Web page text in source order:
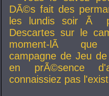
DÃ©s fait des
les lundis soir Ã
Descartes sur le
moment-lÃ que
campagne de Jeu
en prÃ©sence
connaissiez pas